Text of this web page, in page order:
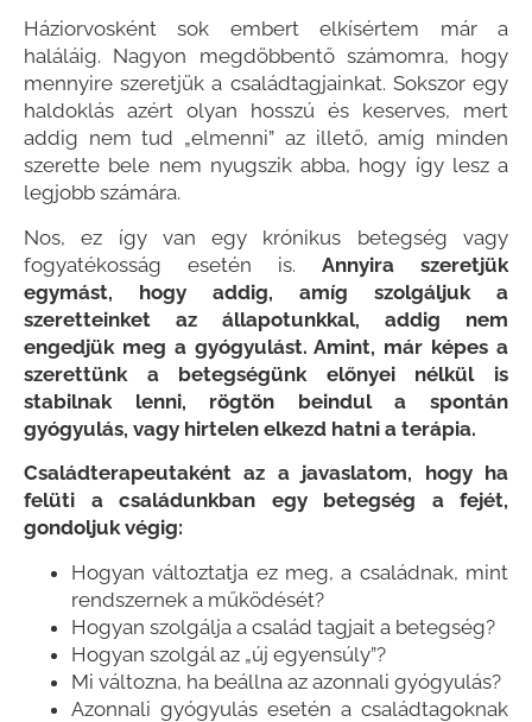
Háziorvosként sok embert elkísértem már a
haláláig. Nagyon megdöbbentő számomra, hogy
mennyire szeretjük a családtagjainkat. Sokszor egy
haldoklás azért olyan hosszú és keserves, mert
addig nem tud „elmenni” az illető, amíg minden
szerette bele nem nyugszik abba, hogy így lesz a
legjobb számára.
Nos, ez így van egy krónikus betegség vagy
fogyatékosság esetén is. Annyira szeretjük
egymást, hogy addig, amíg szolgáljuk a
szeretteinket az állapotunkkal, addig nem
engedjük meg a gyógyulást. Amint, már képes a
szerettünk a betegségünk előnyei nélkül is
stabilnak lenni, rögtön beindul a spontán
gyógyulás, vagy hirtelen elkezd hatni a terápia.
Családterapeutaként az a javaslatom, hogy ha
felüti a családunkban egy betegség a fejét,
gondoljuk végig:
Hogyan változtatja ez meg, a családnak, mint
rendszernek a működését?
Hogyan szolgálja a család tagjait a betegség?
Hogyan szolgál az „új egyensúly”?
Mi változna, ha beállna az azonnali gyógyulás?
Azonnali gyógyulás esetén a családtagoknak